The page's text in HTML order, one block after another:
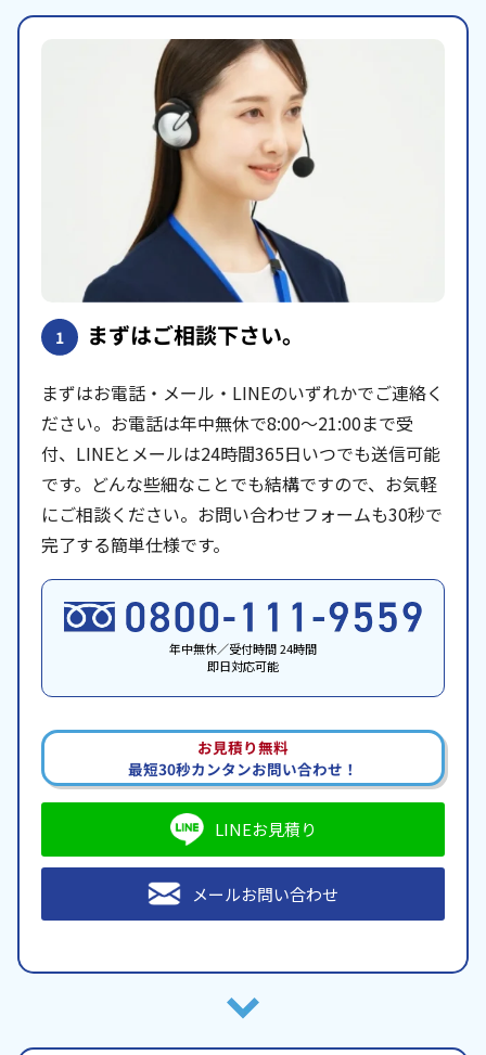
1 まずはご相談下さい。
まずはお電話・メール・LINEのいずれかでご連絡く
ださい。お電話は年中無休で8:00〜21:00まで受
付、LINEとメールは24時間365日いつでも送信可能
です。どんな些細なことでも結構ですので、お気軽
にご相談ください。お問い合わせフォームも30秒で
完了する簡単仕様です。
年中無休／受付時間 24時間
即日対応可能
お見積り無料
最短30秒カンタンお問い合わせ！
LINEお見積り
メールお問い合わせ